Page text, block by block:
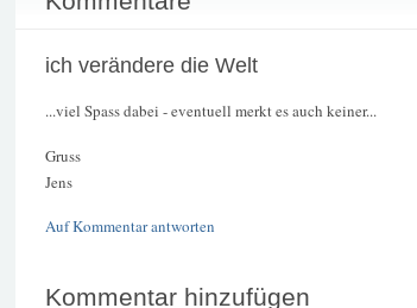
ich verändere die Welt
...viel Spass dabei - eventuell merkt es auch keiner...
Gruss
Jens
Auf Kommentar antworten
Kommentar hinzufügen